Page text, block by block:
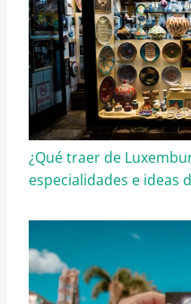
¿Qué traer de
especialidades e ideas